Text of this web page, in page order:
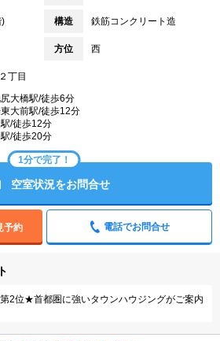
) 構造 鉄筋コンクリート造
方位 西
丁目
大橋駅/徒歩6分
大前駅/徒歩12分
/徒歩12分
/徒歩20分
1分で完了！
空室状況をお問合せ
予約 電話でお問合せ
2位★首都圏に強いタウンハウジングがご案内